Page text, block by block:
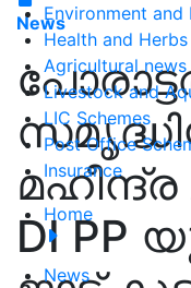
Environment and
Health and Herbs
Agricultural news
Livestock and
LIC Schemes
Post Office
Insurance
Home
News
News
മഹീന്ദ്ര
DI PP